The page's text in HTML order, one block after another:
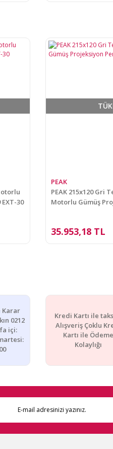
30
PEAK
PEAK 215x120 Gri
Motorlu Gümüş
35.953,18 TL
Karar
0212
içi:
Kredi Kartı ile
Alışveriş Çoklu
Kartı ile Ödeme
Kolaylığı